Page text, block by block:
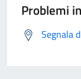
Problemi
Segnala